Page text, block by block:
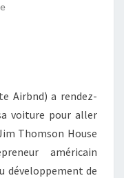
Airbnd) a rendez-
voiture pour aller
Thomson House
américain
développement de